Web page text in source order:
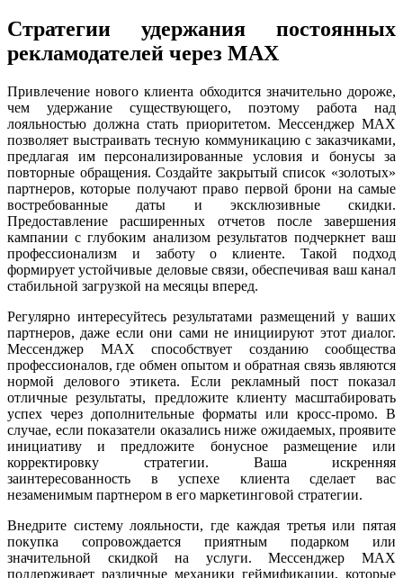
Стратегии удержания постоянных
рекламодателей через MAX
Привлечение нового клиента обходится значительно дороже,
чем удержание существующего, поэтому работа над
лояльностью должна стать приоритетом. Мессенджер MAX
позволяет выстраивать тесную коммуникацию с заказчиками,
предлагая им персонализированные условия и бонусы за
повторные обращения. Создайте закрытый список «золотых»
партнеров, которые получают право первой брони на самые
востребованные даты и эксклюзивные скидки.
Предоставление расширенных отчетов после завершения
кампании с глубоким анализом результатов подчеркнет ваш
профессионализм и заботу о клиенте. Такой подход
формирует устойчивые деловые связи, обеспечивая ваш канал
стабильной загрузкой на месяцы вперед.
Регулярно интересуйтесь результатами размещений у ваших
партнеров, даже если они сами не инициируют этот диалог.
Мессенджер MAX способствует созданию сообщества
профессионалов, где обмен опытом и обратная связь являются
нормой делового этикета. Если рекламный пост показал
отличные результаты, предложите клиенту масштабировать
успех через дополнительные форматы или кросс-промо. В
случае, если показатели оказались ниже ожидаемых, проявите
инициативу и предложите бонусное размещение или
корректировку стратегии. Ваша искренняя
заинтересованность в успехе клиента сделает вас
незаменимым партнером в его маркетинговой стратегии.
Внедрите систему лояльности, где каждая третья или пятая
покупка сопровождается приятным подарком или
значительной скидкой на услуги. Мессенджер MAX
поддерживает различные механики геймификации, которые